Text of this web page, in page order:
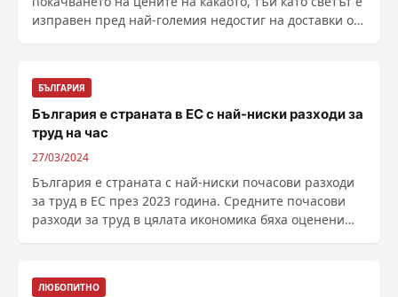
изправен пред най-големия недостиг на доставки от
БЪЛГАРИЯ
България е страната в ЕС с най-ниски разходи за
труд на час
27/03/2024
България е страната с най-ниски почасови разходи
за труд в ЕС през 2023 година. Средните почасови
разходи за труд в цялата икономика бяха оценени
ЛЮБОПИТНО